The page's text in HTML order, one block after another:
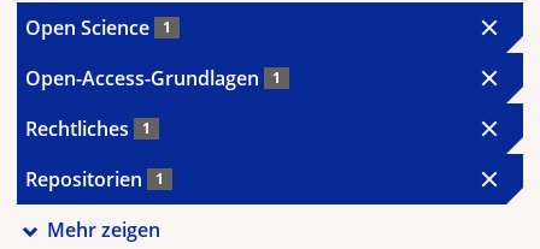
Open Science 1
Open-Access-Grundlagen 1
Rechtliches 1
Repositorien 1
Mehr zeigen